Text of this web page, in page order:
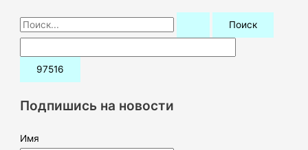
П
о
и
:Подпишись на новости
Имя